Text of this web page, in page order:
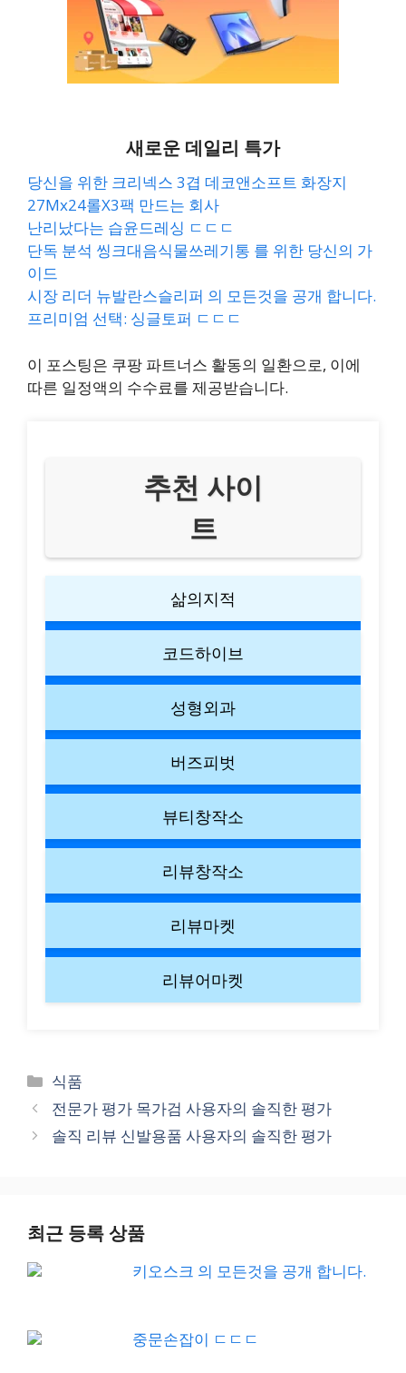
새로운 데일리 특가
당신을 위한 크리넥스 3겹 데코앤소프트 화장지
27Mx24롤X3팩 만드는 회사
난리났다는 습윤드레싱 ㄷㄷㄷ
단독 분석 씽크대음식물쓰레기통 를 위한 당신의 가
이드
시장 리더 뉴발란스슬리퍼 의 모든것을 공개 합니다.
프리미엄 선택: 싱글토퍼 ㄷㄷㄷ
이 포스팅은 쿠팡 파트너스 활동의 일환으로, 이에
따른 일정액의 수수료를 제공받습니다.
추천 사이
트
삶의지적
코드하이브
성형외과
버즈피벗
뷰티창작소
리뷰창작소
리뷰마켓
리뷰어마켓
Categories
식품
전문가 평가 목가검 사용자의 솔직한 평가
솔직 리뷰 신발용품 사용자의 솔직한 평가
최근 등록 상품
키오스크 의 모든것을 공개 합니다.
중문손잡이 ㄷㄷㄷ